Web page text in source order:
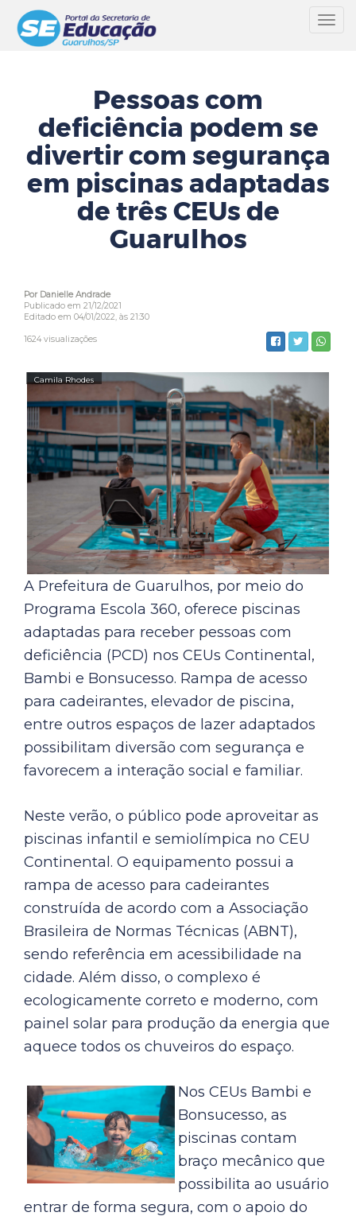
Pessoas com
deficiência podem se
divertir com segurança
em piscinas adaptadas
de três CEUs de
Guarulhos
Por Danielle Andrade
Publicado em 21/12/2021
Editado em 04/01/2022, às 21:30
1624 visualizações
A Prefeitura de Guarulhos, por meio do
Programa Escola 360, oferece piscinas
adaptadas para receber pessoas com
deficiência (PCD) nos CEUs Continental,
Bambi e Bonsucesso. Rampa de acesso
para cadeirantes, elevador de piscina,
entre outros espaços de lazer adaptados
possibilitam diversão com segurança e
favorecem a interação social e familiar.
Neste verão, o público pode aproveitar as
piscinas infantil e semiolímpica no CEU
Continental. O equipamento possui a
rampa de acesso para cadeirantes
construída de acordo com a Associação
Brasileira de Normas Técnicas (ABNT),
sendo referência em acessibilidade na
cidade. Além disso, o complexo é
ecologicamente correto e moderno, com
painel solar para produção da energia que
aquece todos os chuveiros do espaço.
Nos CEUs Bambi e
Bonsucesso, as
piscinas contam
braço mecânico que
possibilita ao usuário
entrar de forma segura, com o apoio do